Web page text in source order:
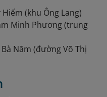
(khu Ông Lang)
Minh Phương (trung
Năm (đường Võ Thị